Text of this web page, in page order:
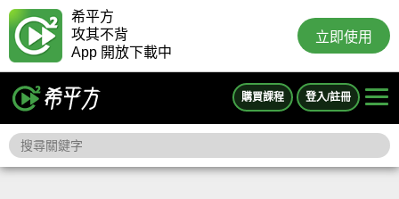
希平方
攻其不背
App 開放下載中
立即使用
購買課程 登入/註冊